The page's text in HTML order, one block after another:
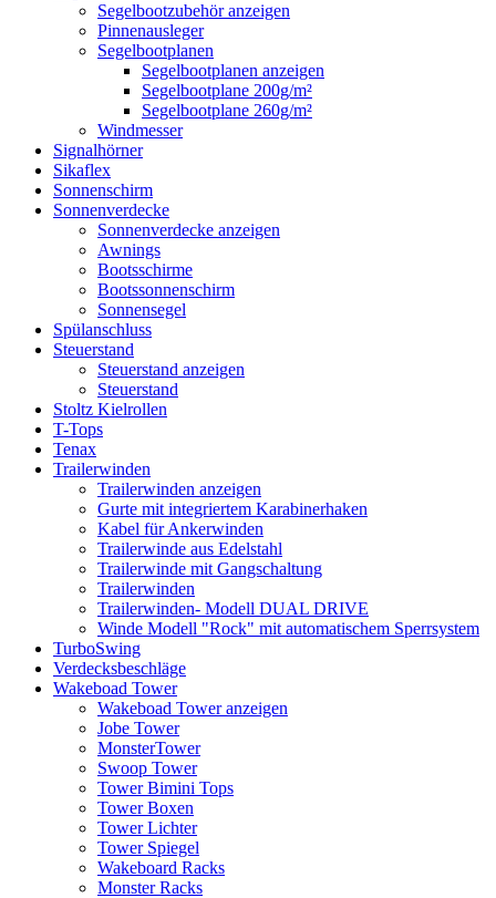
Segelbootzubehör anzeigen
Pinnenausleger
Segelbootplanen
Segelbootplanen anzeigen
Segelbootplane 200g/m²
Segelbootplane 260g/m²
Windmesser
Signalhörner
Sikaflex
Sonnenschirm
Sonnenverdecke
Sonnenverdecke anzeigen
Awnings
Bootsschirme
Bootssonnenschirm
Sonnensegel
Spülanschluss
Steuerstand
Steuerstand anzeigen
Steuerstand
Stoltz Kielrollen
T-Tops
Tenax
Trailerwinden
Trailerwinden anzeigen
Gurte mit integriertem Karabinerhaken
Kabel für Ankerwinden
Trailerwinde aus Edelstahl
Trailerwinde mit Gangschaltung
Trailerwinden
Trailerwinden- Modell DUAL DRIVE
Winde Modell "Rock" mit automatischem Sperrsystem
TurboSwing
Verdecksbeschläge
Wakeboad Tower
Wakeboad Tower anzeigen
Jobe Tower
MonsterTower
Swoop Tower
Tower Bimini Tops
Tower Boxen
Tower Lichter
Tower Spiegel
Wakeboard Racks
Monster Racks